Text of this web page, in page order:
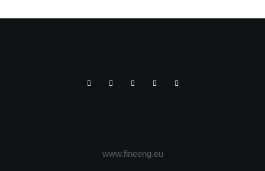
www.fineeng.eu